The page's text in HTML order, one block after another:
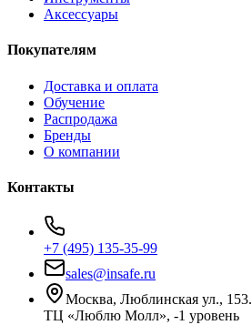
Аксессуары
Покупателям
Доставка и оплата
Обучение
Распродажа
Бренды
О компании
Контакты
+7 (495) 135-35-99
sales@insafe.ru
Москва, Люблинская ул., 153.
ТЦ «Люблю Молл», -1 уровень